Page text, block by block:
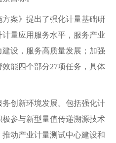
案》提出了强化计量基础研
量应用服务水平，服务产业
设，服务高质量发展；加强
能四个部分27项任务，具体
创新环境发展。包括强化计
参与新型量值传递溯源技术
动产业计量测试中心建设和